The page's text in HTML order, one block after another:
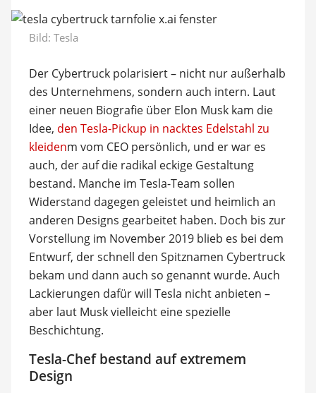
Bild: Tesla
Der Cybertruck polarisiert – nicht nur außerhalb
des Unternehmens, sondern auch intern. Laut
einer neuen Biografie über Elon Musk kam die
Idee, den Tesla-Pickup in nacktes Edelstahl zu
kleidenm vom CEO persönlich, und er war es
auch, der auf die radikal eckige Gestaltung
bestand. Manche im Tesla-Team sollen
Widerstand dagegen geleistet und heimlich an
anderen Designs gearbeitet haben. Doch bis zur
Vorstellung im November 2019 blieb es bei dem
Entwurf, der schnell den Spitznamen Cybertruck
bekam und dann auch so genannt wurde. Auch
Lackierungen dafür will Tesla nicht anbieten –
aber laut Musk vielleicht eine spezielle
Beschichtung.
Tesla-Chef bestand auf extremem
Design